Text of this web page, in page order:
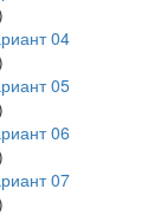
04
05
06
07